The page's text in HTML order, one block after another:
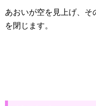
あおいが空を見上げ、そ
を閉じます。